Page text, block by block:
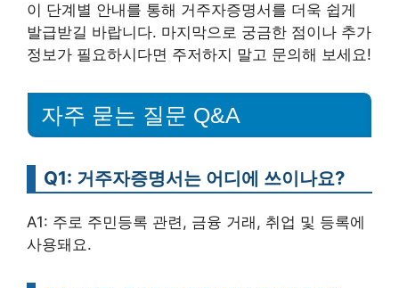
이 단계별 안내를 통해 거주자증명서를 더욱 쉽게
발급받길 바랍니다. 마지막으로 궁금한 점이나 추가
정보가 필요하시다면 주저하지 말고 문의해 보세요!
자주 묻는 질문 Q&A
Q1: 거주자증명서는 어디에 쓰이나요?
A1: 주로 주민등록 관련, 금융 거래, 취업 및 등록에
사용돼요.